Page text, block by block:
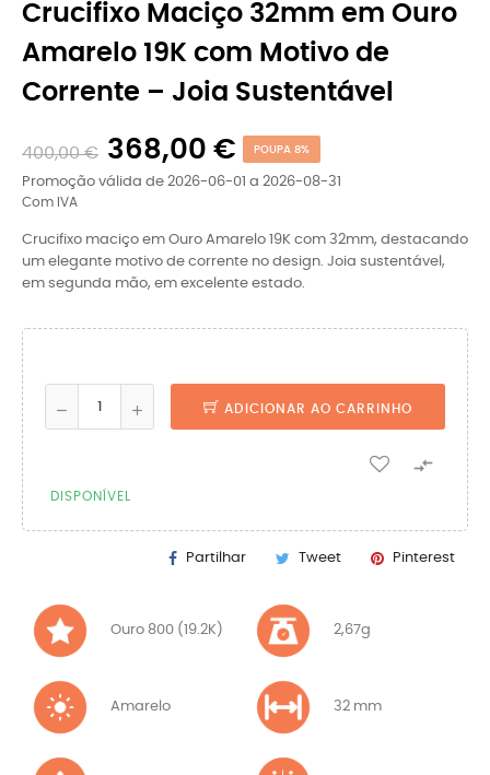
Crucifixo Maciço 32mm em Ouro
Amarelo 19K com Motivo de
Corrente – Joia Sustentável
400,00 € 368,00 € POUPA 8%
Promoção válida de 2026-06-01 a 2026-08-31
Com IVA
Crucifixo maciço em Ouro Amarelo 19K com 32mm, destacando
um elegante motivo de corrente no design. Joia sustentável,
em segunda mão, em excelente estado.
ADICIONAR AO CARRINHO

DISPONÍVEL
Partilhar Tweet Pinterest
Ouro 800 (19.2K) 2,67g
Amarelo 32 mm